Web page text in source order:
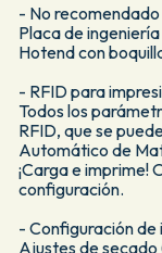
- No recomendado
Placa de ingeniería
Hotend con
- RFID para
Todos los
RFID, que se
Automático de
¡Carga e imprime!
configuración.
- Configuración
Ajustes de secado